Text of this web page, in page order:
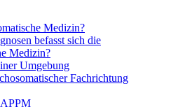
Medizin?
befasst sich die
Medizin?
Umgebung
Fachrichtung